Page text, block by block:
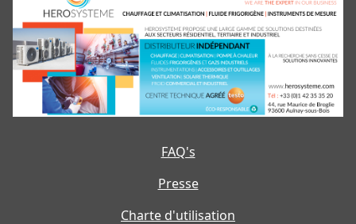
FAQ's
Presse
Charte d'utilisation